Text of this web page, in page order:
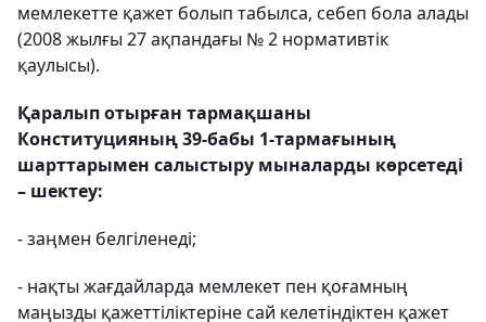
мемлекетте қажет болып табылса, себеп бола алады
(2008 жылғы 27 ақпандағы № 2 нормативтік
қаулысы).
Қаралып отырған тармақшаны
Конституцияның 39-бабы 1-тармағының
шарттарымен салыстыру мыналарды көрсетеді
– шектеу:
- заңмен белгіленеді;
- нақты жағдайларда мемлекет пен қоғамның
маңызды қажеттіліктеріне сай келетіндіктен қажет